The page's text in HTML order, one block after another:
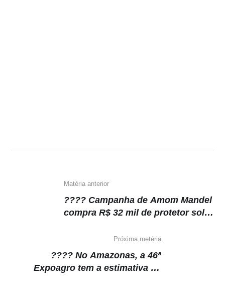
Matéria anterior
???? Campanha de Amom Mandel
compra R$ 32 mil de protetor solar
Próxima metéria
???? No Amazonas, a 46ª
Expoagro tem a estimativa de